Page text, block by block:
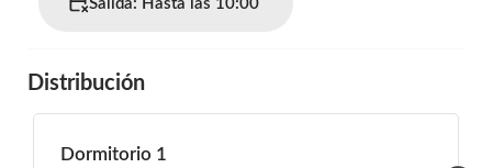
Salida: Hasta las 10:00
Distribución
Dormitorio 1